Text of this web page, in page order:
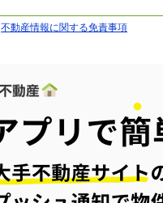
不動産情報に関する免責事項